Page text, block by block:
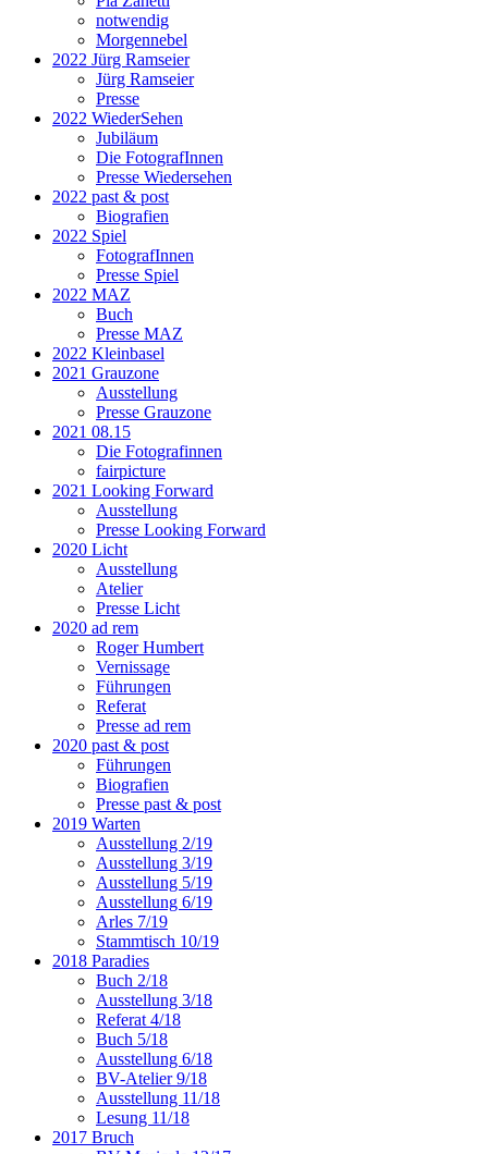
notwendig
Morgennebel
2022 Jürg Ramseier
Jürg Ramseier
Presse
2022 WiederSehen
Jubiläum
Die FotografInnen
Presse Wiedersehen
2022 past & post
Biografien
2022 Spiel
FotografInnen
Presse Spiel
2022 MAZ
Buch
Presse MAZ
2022 Kleinbasel
2021 Grauzone
Ausstellung
Presse Grauzone
2021 08.15
Die Fotografinnen
fairpicture
2021 Looking Forward
Ausstellung
Presse Looking Forward
2020 Licht
Ausstellung
Atelier
Presse Licht
2020 ad rem
Roger Humbert
Vernissage
Führungen
Referat
Presse ad rem
2020 past & post
Führungen
Biografien
Presse past & post
2019 Warten
Ausstellung 2/19
Ausstellung 3/19
Ausstellung 5/19
Ausstellung 6/19
Arles 7/19
Stammtisch 10/19
2018 Paradies
Buch 2/18
Ausstellung 3/18
Referat 4/18
Buch 5/18
Ausstellung 6/18
BV-Atelier 9/18
Ausstellung 11/18
Lesung 11/18
2017 Bruch